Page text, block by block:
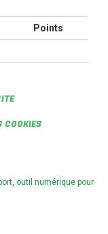
Points
COOKIES
outil numérique pour